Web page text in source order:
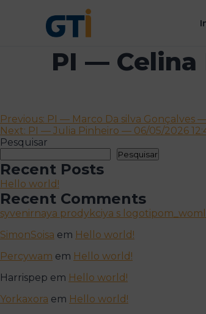
PI — Celina
Navegação
de
artigos
Previous: PI — Marco Da silva Gonçalves
Next: PI — Julia Pinheiro — 06/05/2026
Pesquisar
Pesquisar
Recent Posts
Hello world!
Recent Comments
syvenirnaya prodykciya s logotipom_woml
SimonSoisa em Hello world!
Percywam em Hello world!
Harrispep em Hello world!
Yorkaxora em Hello world!